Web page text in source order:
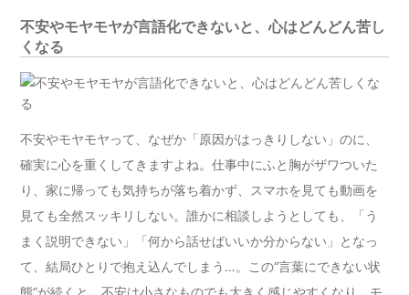
不安やモヤモヤが言語化できないと、心はどんどん苦し
くなる
不安やモヤモヤって、なぜか「原因がはっきりしない」のに、
確実に心を重くしてきますよね。仕事中にふと胸がザワついた
り、家に帰っても気持ちが落ち着かず、スマホを見ても動画を
見ても全然スッキリしない。誰かに相談しようとしても、「う
まく説明できない」「何から話せばいいか分からない」となっ
て、結局ひとりで抱え込んでしまう…。この“言葉にできない状